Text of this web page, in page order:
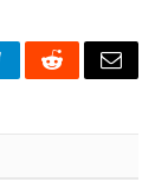
RedditEmail